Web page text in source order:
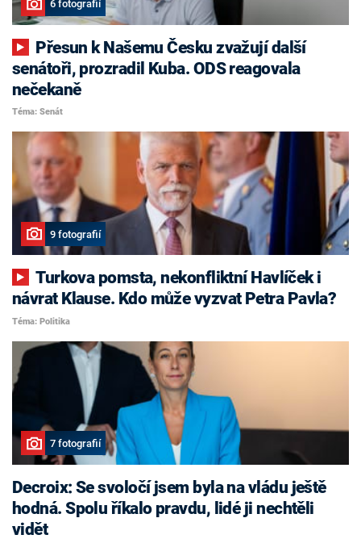
6 fotografií
senátoři, prozradil Kuba. ODS reagovala
nečekaně
Téma: Senát
9 fotografií
Turkova pomsta, nekonfliktní Havlíček i
návrat Klause. Kdo může vyzvat Petra Pavla?
Téma: Politika
7 fotografií
Decroix: Se svoločí jsem byla na vládu ještě
hodná. Spolu říkalo pravdu, lidé ji nechtěli
vidět